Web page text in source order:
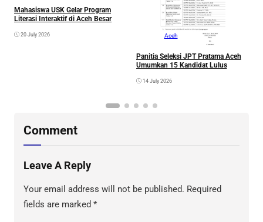
Mahasiswa USK Gelar Program
Literasi Interaktif di Aceh Besar
20 July 2026 Aceh
Panitia Seleksi JPT Pratama Aceh
Umumkan 15 Kandidat Lulus
14 July 2026
Comment
Leave A Reply
Your email address will not be published. Required
fields are marked *